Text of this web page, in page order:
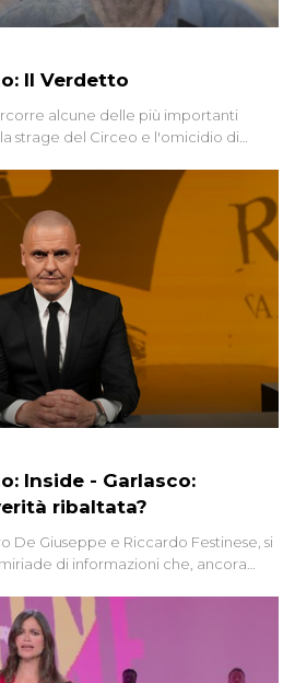
Il Verdetto
alcune delle più importanti
strage del Circeo e l'omicidio di
Inside - Garlasco:
ribaltata?
De Giuseppe e Riccardo Festinese, si
di informazioni che, ancora
ultimi anni. Lo speciale ricostruisce la
errori, dettagli
di un'indagine che sembra non avere